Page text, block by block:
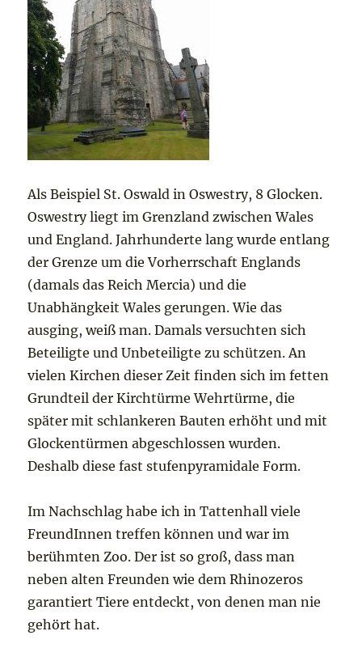
Als Beispiel St. Oswald in Oswestry, 8 Glocken.
Oswestry liegt im Grenzland zwischen Wales
und England. Jahrhunderte lang wurde entlang
der Grenze um die Vorherrschaft Englands
(damals das Reich Mercia) und die
Unabhängkeit Wales gerungen. Wie das
ausging, weiß man. Damals versuchten sich
Beteiligte und Unbeteiligte zu schützen. An
vielen Kirchen dieser Zeit finden sich im fetten
Grundteil der Kirchtürme Wehrtürme, die
später mit schlankeren Bauten erhöht und mit
Glockentürmen abgeschlossen wurden.
Deshalb diese fast stufenpyramidale Form.
Im Nachschlag habe ich in Tattenhall viele
FreundInnen treffen können und war im
berühmten Zoo. Der ist so groß, dass man
neben alten Freunden wie dem Rhinozeros
garantiert Tiere entdeckt, von denen man nie
gehört hat.